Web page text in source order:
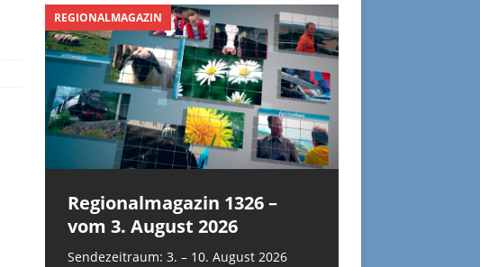
REGIONALMAGAZIN
Regionalmagazin 1326 –
vom 3. August 2026
Sendezeitraum: 3. – 10. August 2026